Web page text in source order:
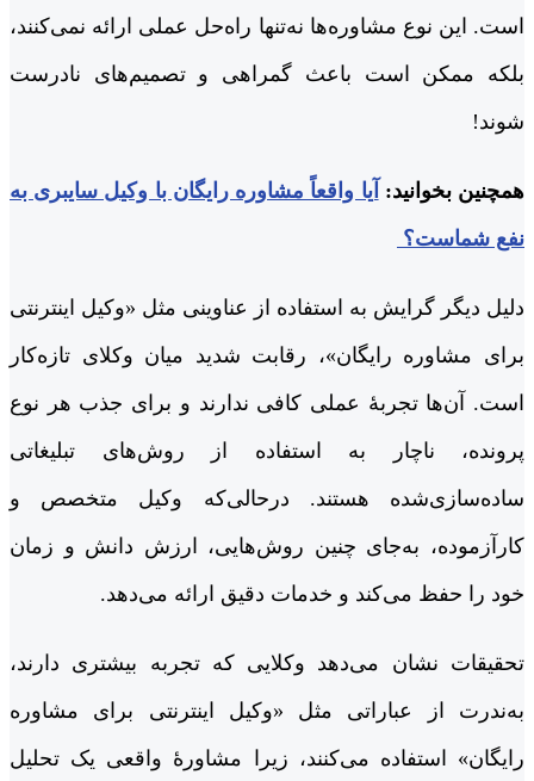
است. این نوع مشاوره‌ها نه‌تنها راه‌حل عملی ارائه نمی‌کنند،
بلکه ممکن است باعث گمراهی و تصمیم‌های نادرست
شوند!
همچنین بخوانید: آیا واقعاً مشاوره رایگان با وکیل سایبری به
نفع شماست؟
دلیل دیگر گرایش به استفاده از عناوینی مثل «وکیل اینترنتی
برای مشاوره رایگان»، رقابت شدید میان وکلای تازه‌کار
است. آن‌ها تجربۀ عملی کافی ندارند و برای جذب هر نوع
پرونده، ناچار به استفاده از روش‌های تبلیغاتی
ساده‌سازی‌شده هستند. درحالی‌که وکیل متخصص و
کارآزموده، به‌جای چنین روش‌هایی، ارزش دانش و زمان
خود را حفظ می‌کند و خدمات دقیق ارائه می‌دهد.
تحقیقات نشان می‌دهد وکلایی که تجربه بیشتری دارند،
به‌ندرت از عباراتی مثل «وکیل اینترنتی برای مشاوره
رایگان» استفاده می‌کنند، زیرا مشاورۀ واقعی یک تحلیل